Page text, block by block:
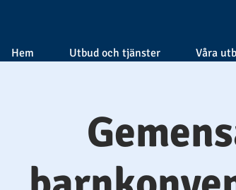
Hem Utbud och tjänster Våra